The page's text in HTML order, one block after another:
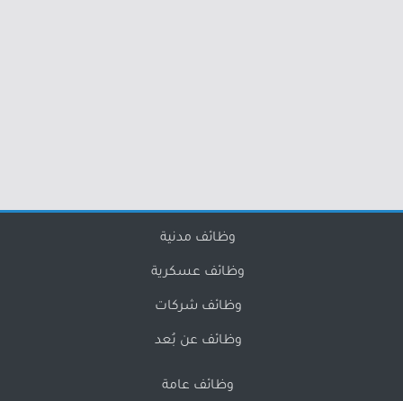
وظائف مدنية
وظائف عسكرية
وظائف شركات
وظائف عن بُعد
وظائف عامة